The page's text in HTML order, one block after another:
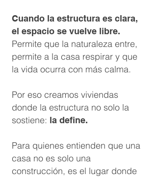
Cuando la estructura es clara,
el espacio se vuelve libre.
Permite que la naturaleza entre,
permite a la casa respirar y que
la vida ocurra con más calma.
Por eso creamos viviendas
donde la estructura no solo la
sostiene: la define.
Para quienes entienden que una
casa no es solo una
construcción, es el lugar donde